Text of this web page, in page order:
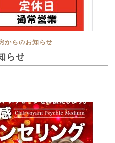
からのお知らせ
らせ